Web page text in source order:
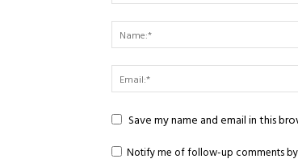
Save my name and email in this
Notify me of follow-up comments